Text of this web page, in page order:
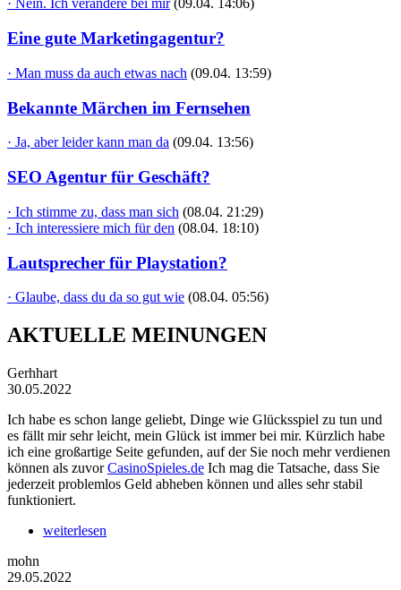
· Nein. Ich verändere bei mir (09.04. 14:06)
Eine gute Marketingagentur?
· Man muss da auch etwas nach (09.04. 13:59)
Bekannte Märchen im Fernsehen
· Ja, aber leider kann man da (09.04. 13:56)
SEO Agentur für Geschäft?
· Ich stimme zu, dass man sich (08.04. 21:29)
· Ich interessiere mich für den (08.04. 18:10)
Lautsprecher für Playstation?
· Glaube, dass du da so gut wie (08.04. 05:56)
AKTUELLE MEINUNGEN
Gerhhart
30.05.2022
Ich habe es schon lange geliebt, Dinge wie Glücksspiel zu tun und
es fällt mir sehr leicht, mein Glück ist immer bei mir. Kürzlich habe
ich eine großartige Seite gefunden, auf der Sie noch mehr verdienen
können als zuvorCasinoSpieles.de Ich mag die Tatsache, dass Sie
jederzeit problemlos Geld abheben können und alles sehr stabil
funktioniert.
weiterlesen
mohn
29.05.2022